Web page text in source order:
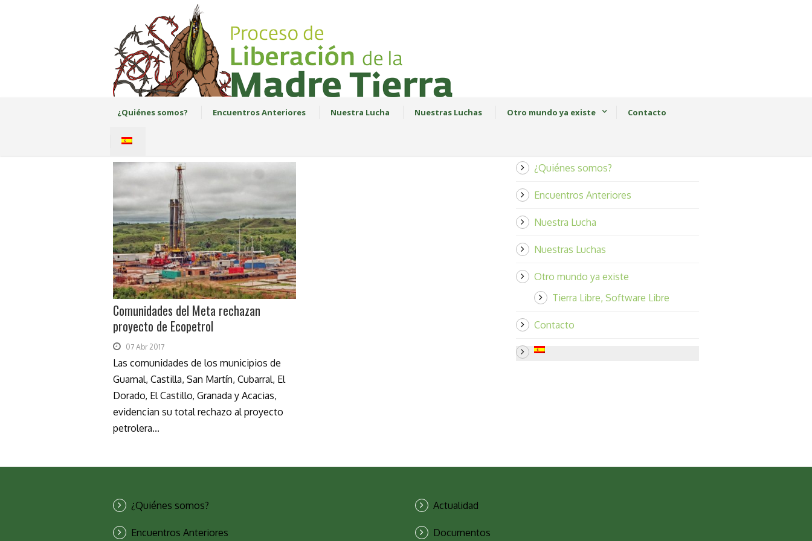
¿Quiénes somos? Encuentros Anteriores Nuestra Lucha Nuestras Luchas Otro mundo ya existe Contacto
Comunidades del Meta rechazan
proyecto de Ecopetrol
07 Abr 2017
Las comunidades de los municipios de
Guamal, Castilla, San Martín, Cubarral, El
Dorado, El Castillo, Granada y Acacias,
evidencian su total rechazo al proyecto
petrolera...
¿Quiénes somos?
Encuentros Anteriores
Nuestra Lucha
Nuestras Luchas
Otro mundo ya existe
Tierra Libre, Software Libre
Contacto
¿Quiénes somos?
Encuentros Anteriores
Actualidad
Documentos